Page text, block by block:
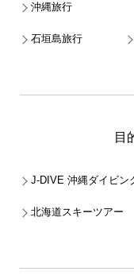
沖縄旅行
石垣島旅行
目
J-DIVE 沖縄ダイビン
北海道スキーツアー